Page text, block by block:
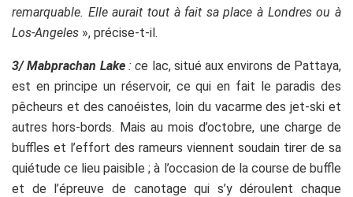
remarquable. Elle aurait tout à fait sa place à Londres ou à
Los-Angeles », précise-t-il.
3/ Mabprachan Lake : ce lac, situé aux environs de Pattaya,
est en principe un réservoir, ce qui en fait le paradis des
pêcheurs et des canoéistes, loin du vacarme des jet-ski et
autres hors-bords. Mais au mois d’octobre, une charge de
buffles et l’effort des rameurs viennent soudain tirer de sa
quiétude ce lieu paisible ; à l’occasion de la course de buffle
et de l’épreuve de canotage qui s’y déroulent chaque